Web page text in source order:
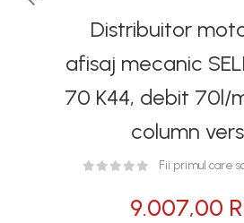
Distribuitor
afisaj mecanic
70 K44, debit 70l/
column
Fii primul care
9.007,00